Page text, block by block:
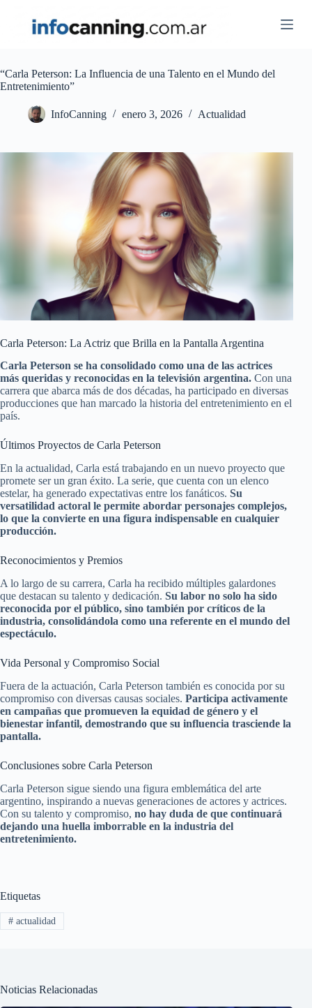
“Carla Peterson: La Influencia de una Talento en el Mundo del
Entretenimiento”
InfoCanning enero 3, 2026 Actualidad
Carla Peterson: La Actriz que Brilla en la Pantalla Argentina
Carla Peterson se ha consolidado como una de las actrices
más queridas y reconocidas en la televisión argentina. Con una
carrera que abarca más de dos décadas, ha participado en diversas
producciones que han marcado la historia del entretenimiento en el
país.
Últimos Proyectos de Carla Peterson
En la actualidad, Carla está trabajando en un nuevo proyecto que
promete ser un gran éxito. La serie, que cuenta con un elenco
estelar, ha generado expectativas entre los fanáticos. Su
versatilidad actoral le permite abordar personajes complejos,
lo que la convierte en una figura indispensable en cualquier
producción.
Reconocimientos y Premios
A lo largo de su carrera, Carla ha recibido múltiples galardones
que destacan su talento y dedicación. Su labor no solo ha sido
reconocida por el público, sino también por críticos de la
industria, consolidándola como una referente en el mundo del
espectáculo.
Vida Personal y Compromiso Social
Fuera de la actuación, Carla Peterson también es conocida por su
compromiso con diversas causas sociales. Participa activamente
en campañas que promueven la equidad de género y el
bienestar infantil, demostrando que su influencia trasciende la
pantalla.
Conclusiones sobre Carla Peterson
Carla Peterson sigue siendo una figura emblemática del arte
argentino, inspirando a nuevas generaciones de actores y actrices.
Con su talento y compromiso, no hay duda de que continuará
dejando una huella imborrable en la industria del
entretenimiento.
Etiquetas
#actualidad
Noticias Relacionadas